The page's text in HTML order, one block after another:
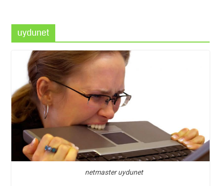
uydunet
netmaster uydunet